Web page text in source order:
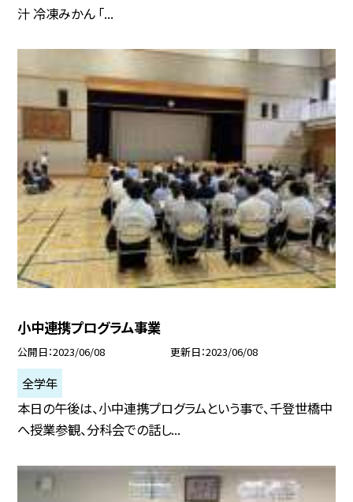
汁 冷凍みかん 「...
小中連携プログラム事業
公開日 2023/06/08 更新日 2023/06/08
全学年
本日の午後は、小中連携プログラムという事で、千登世橋中
へ授業参観、分科会での話し...